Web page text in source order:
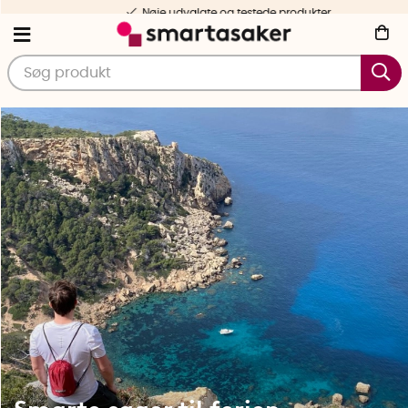
Gratis forsendelse fra 499 DKK